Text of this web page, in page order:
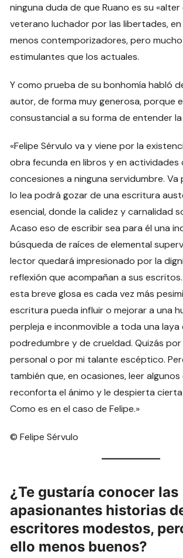
ninguna duda de que Ruano es su «alter
veterano luchador por las libertades,
menos contemporizadores, pero
estimulantes que los actuales.
Y como prueba de su bonhomía habló
autor, de forma muy generosa, porque
consustancial a su forma de entender la
«Felipe Sérvulo va y viene por la
obra fecunda en libros y en actividades
concesiones a ninguna servidumbre. Va
lo lea podrá gozar de una escritura
esencial, donde la calidez y carnalidad
Acaso eso de escribir sea para él una
búsqueda de raíces de elemental
lector quedará impresionado por la
reflexión que acompañan a sus
esta breve glosa es cada vez más
escritura pueda influir o mejorar a una
perpleja e inconmovible a toda una laya
podredumbre y de crueldad. Quizás
personal o por mi talante escéptico.
también que, en ocasiones, leer
reconforta el ánimo y le despierta
Como es en el caso de Felipe.»
© Felipe Sérvulo
¿Te gustaría conocer las
apasionantes historias
escritores modestos,
ello menos buenos?